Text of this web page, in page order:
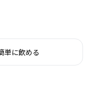
単に飲める